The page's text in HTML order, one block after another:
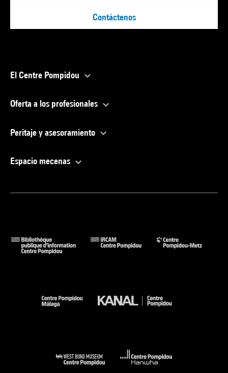
Contáctenos
El Centre Pompidou
Oferta a los profesionales
Peritaje y asesoramiento
Espacio mecenas